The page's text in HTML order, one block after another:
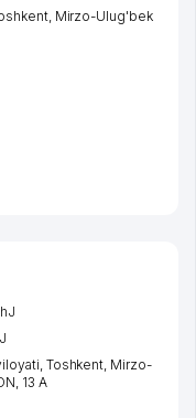
, Mirzo-Ulug'bek
, Toshkent, Mirzo-
, 13 A